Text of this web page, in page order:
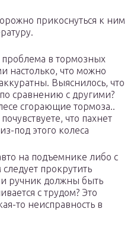
прикоснуться к ним
в тормозных
настолько, что можно
Выяснилось, что
сравнению с другими?
сгорающие тормоза..
что пахнет
под этого колеса
на подъемнике либо с
прокрутить
и ручник должны быть
с трудом? Это
то неисправность в